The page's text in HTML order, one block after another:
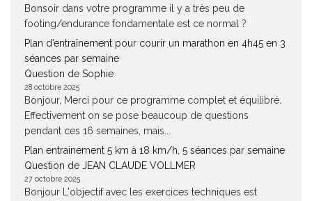
Bonsoir dans votre programme il y a très peu de
footing/endurance fondamentale est ce normal ?
Plan d’entraînement pour courir un marathon en 4h45 en 3
séances par semaine
Question de Sophie
28 octobre 2025
Bonjour, Merci pour ce programme complet et équilibré.
Effectivement on se pose beaucoup de questions
pendant ces 16 semaines, mais...
Plan entrainement 5 km à 18 km/h, 5 séances par semaine
Question de JEAN CLAUDE VOLLMER
27 octobre 2025
Bonjour L'objectif avec les exercices techniques est